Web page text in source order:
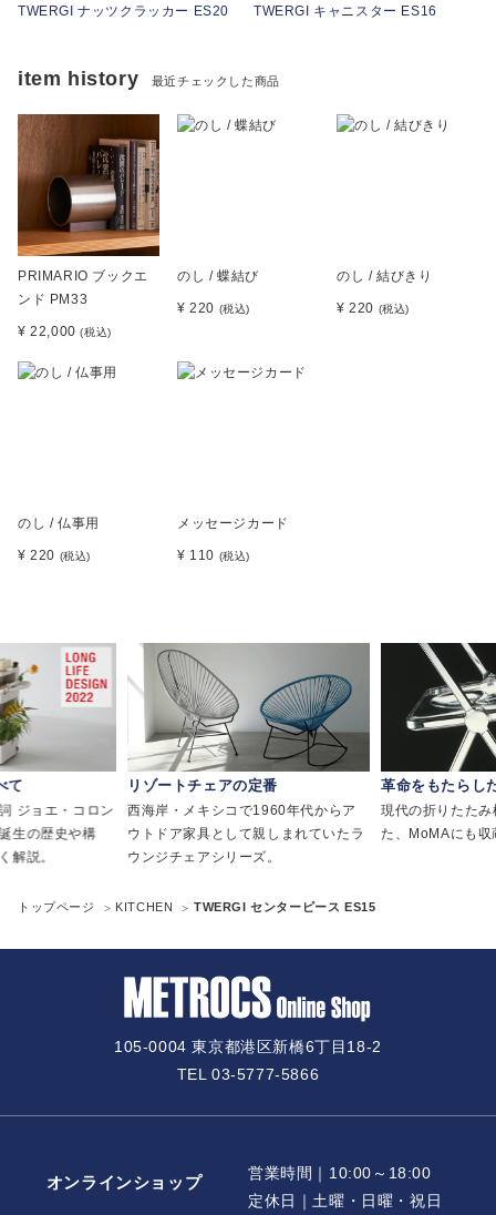
TWERGI ナッツクラッカー ES20 TWERGI キャニスター ES16
item history 最近チェックした商品
PRIMARIO ブックエ
ンド PM33
¥ 22,000(税込)
のし / 蝶結び
¥ 220 (税込)
のし / 結びきり
¥ 220 (税込)
のし / 仏事用
¥ 220 (税込)
メッセージカード
¥ 110 (税込)
て
ジョエ・コロン
生の歴史や構
解説。
リゾートチェアの定番
西海岸・メキシコで1960年代からア
ウトドア家具として親しまれていたラ
ウンジチェアシリーズ。
革命をもたらし
現代の折りたた
た、MoMAにも収
トップページ KITCHEN TWERGI センターピース ES15
105-0004 東京都港区新橋6丁目18-2
TEL 03-5777-5866
オンラインショップ
営業時間｜10:00～18:00
定休日｜土曜・日曜・祝日